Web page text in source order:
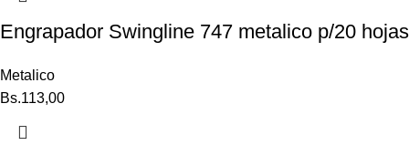
Engrapador Swingline 747 metalico p/20 hojas
Metalico
Bs.113,00